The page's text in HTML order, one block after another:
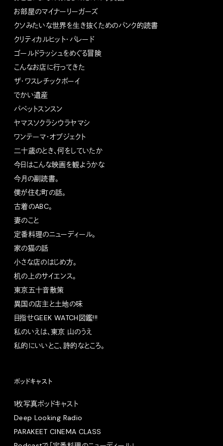
お部屋のマイナーリーガーズ
クソみたいな世界を生き抜くためのパンク的読書
クリティカルヒット・パレード
ゴールドラッシュをめぐる冒険
こんなお店に行ってきた
ザ・ワスレチックボーイ
でかい遺産
パペットスンスン
ヤマスソクラシウラヤマシ
ワンテーマ・オブジェクト
二十歳のとき、何をしていたか
今日はこんな映画を観ようかな
今月の副読書。
僕が住む町の話。
古着のABC。
妻のこと
定番料理のニューディール。
家の猫の話
小さな店のはじめ方。
机の上のサイエンス。
東京五十音散策
異国の店主と土地の味
目指せGEEK WATCH図鑑!!!
私のいえは、東京 山のうえ
私的にいいとこ、詩的なところ。
ポッドキャスト
1枚写真ポッドキャスト
Deep Looking Radio
PARAKEET CINEMA CLASS